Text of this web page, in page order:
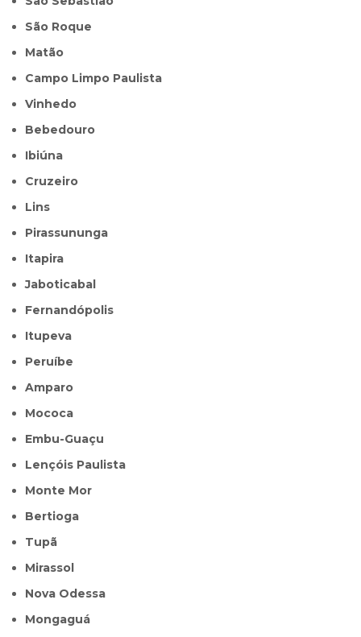
São Roque
Matão
Campo Limpo Paulista
Vinhedo
Bebedouro
Ibiúna
Cruzeiro
Lins
Pirassununga
Itapira
Jaboticabal
Fernandópolis
Itupeva
Peruíbe
Amparo
Mococa
Embu-Guaçu
Lençóis Paulista
Monte Mor
Bertioga
Tupã
Mirassol
Nova Odessa
Mongaguá